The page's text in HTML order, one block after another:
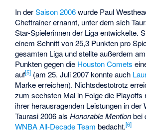
In derSaison 2006wurde Paul
Cheftrainer ernannt, unter dem sich
Star-Spielerinnen der Liga entwickelte.
einem Schnitt von 25,3 Punkten pro
gesamten Liga und stellte außerdem
Punkten gegen die Houston Comets
auf[5] (am 25. Juli 2007 konnte auch
Marke erreichen). Nichtsdestotrotz
zum sechsten Mal in Folge die Playoffs
ihrer herausragenden Leistungen in der
Taurasi 2006 alsHonorable Mentionbei
WNBA All-Decade Team bedacht.[6]